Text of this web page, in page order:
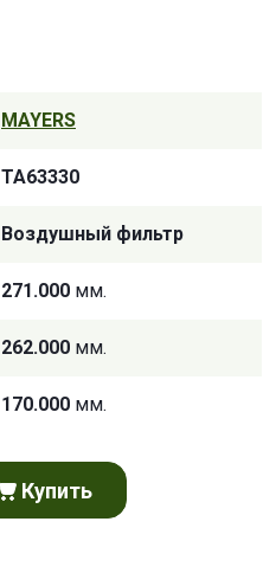
MAYERS
TA63330
Воздушный фильтр
271.000 мм.
262.000 мм.
170.000 мм.
Купить